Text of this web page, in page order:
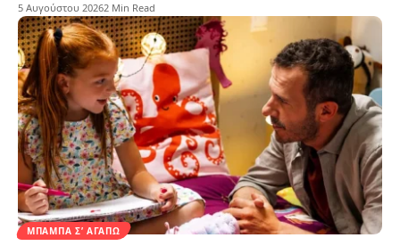
5 Αυγούστου 20262 Min Read
ΜΠΑΜΠΆ Σ’ ΑΓΑΠΏ